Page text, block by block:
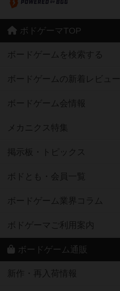
ボドゲーマTOP
ボードゲームを検索する
ボードゲームの新着レビュー
ボードゲーム会情報
メカニクス特集
掲示板・トピックス
ボドとも・会員一覧
ボードゲーム業界コラム
ボドゲーマご利用案内
ボードゲーム通販
新作・再入荷情報